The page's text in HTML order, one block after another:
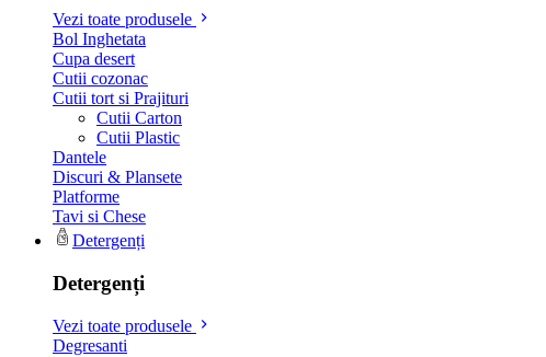
Vezi toate produsele
Bol Inghetata
Cupa desert
Cutii cozonac
Cutii tort si Prajituri
Cutii Carton
Cutii Plastic
Dantele
Discuri & Plansete
Platforme
Tavi si Chese
Detergenți
Detergenți
Vezi toate produsele
Degresanti